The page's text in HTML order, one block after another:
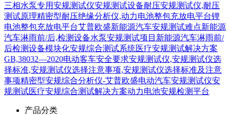
三相水泵专用安规测试仪安规测试设备耐压安规测试仪,耐压
测试原理精密型耐压绝缘分析仪,动力电池整包充放电平台锂
电池整包充放电平台艾普欧盛新能源汽车安规测试难点新能源
汽车淋雨前/后,检测设备水泵安规测试项目 新能源汽车淋雨前/
后检测设备模块化安规综合测试系统医疗安规测试解决方案
GB,38032—2020电动客车安全要求安规测试仪,安规测试仪选
择标准,安规测试仪选择注意事项,安规测试仪选择标准及注意
事项精密型安规综合分析仪-艾普欧盛电动汽车安规测试仪安
规测试医疗安规综合测试解决方案动力电池安规检测平台
产品分类